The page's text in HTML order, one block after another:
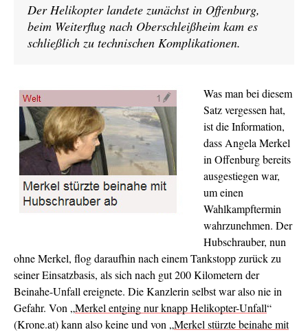
Der Helikopter landete zunächst in Offenburg,
beim Weiterflug nach Oberschleißheim kam es
schließlich zu technischen Komplikationen.
Was man bei diesem
Satz vergessen hat,
ist die Information,
dass Angela Merkel
in Offenburg bereits
ausgestiegen war,
um einen
Wahlkampftermin
wahrzunehmen. Der
Hubschrauber, nun
ohne Merkel, flog daraufhin nach einem Tankstopp zurück zu
seiner Einsatzbasis, als sich nach gut 200 Kilometern der
Beinahe-Unfall ereignete. Die Kanzlerin selbst war also nie in
Gefahr. Von „Merkel entging nur knapp Helikopter-Unfall“
(Krone.at) kann also keine und von „Merkel stürzte beinahe mit